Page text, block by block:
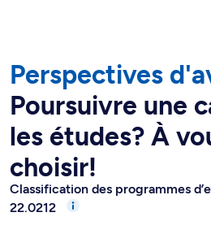
Perspectives
Poursuivre une
les études? À
choisir!
Classification des programmes
22.0212